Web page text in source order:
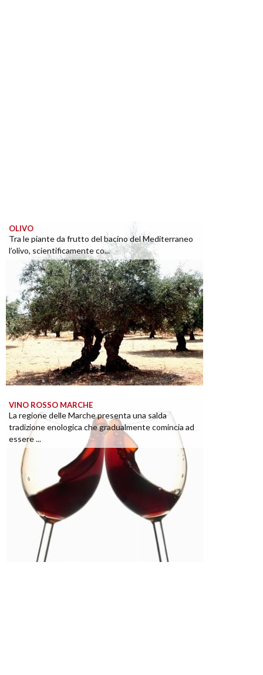
OLIVO
Tra le piante da frutto del bacino del Mediterraneo
l’olivo, scientificamente co...
VINO ROSSO MARCHE
La regione delle Marche presenta una salda
tradizione enologica che gradualmente comincia ad
essere ...